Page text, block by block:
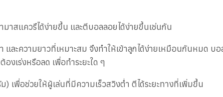
าสแควรืได้ง่ายขึ้น และตีบอลลอยได้ง่ายขึ้นเช่นกัน
ะความยาวที่เหมาะสม จึงทำให้เข้าลูกได้ง่ายเหมือนกันหมด บอ
งเร่งหรือลด เพื่อทำระยะใด ๆ
พื่อช่วยให้ผู้เล่นที่มีความเร็วสวิงต่ำ ตีได้ระยะทางที่เพิ่มขึ้น